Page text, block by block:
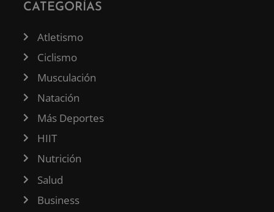
CATEGORÍAS
Atletismo
Ciclismo
Musculación
Natación
Más Deportes
HIIT
Nutrición
Salud
Business